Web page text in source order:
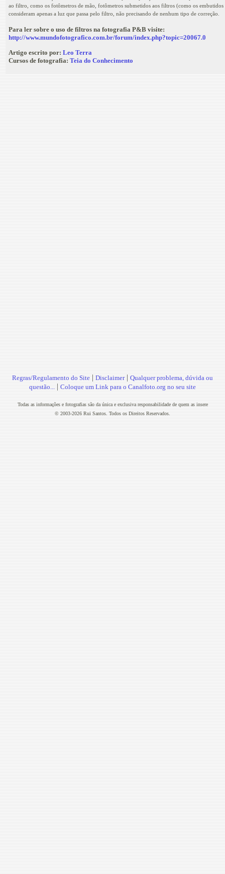
ao filtro, como os fotômetros de mão, fotômetros submetidos aos filtros (como os embutidos
consideram apenas a luz que passa pelo filtro, não precisando de nenhum tipo de correção.
Para ler sobre o uso de filtros na fotografia P&B visite:
http://www.mundofotografico.com.br/forum/index.php?topic=20067.0
Artigo escrito por: Leo Terra
Cursos de fotografia: Teia do Conhecimento
Regras/Regulamento do Site | Disclaimer| Qualquer problema, dúvida ou
questão... | Coloque um Link para o Canalfoto.org no seu site
Todas as informações e fotografias são da única e exclusiva responsabilidade de quem as insere
© 2003-2026 Rui Santos. Todos os Direitos Reservados.